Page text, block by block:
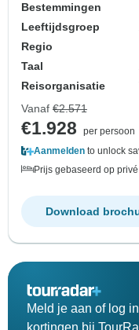
Bestemmingen
Leeftijdsgroep
Regio
Taal
Reisorganisatie
Vanaf €2.571
€1.928
per persoon
Aanmelden to unlock
Prijs gebaseerd op
Download
Meld je aan of log